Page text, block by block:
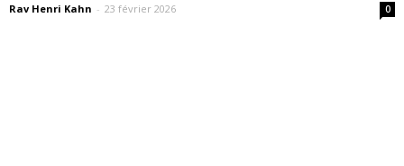
Rav Henri Kahn - 23 février 2026 0